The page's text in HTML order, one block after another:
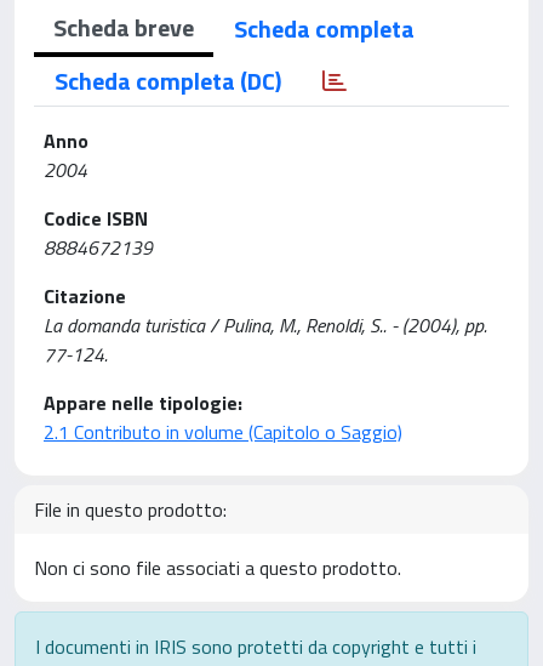
Scheda breve
Scheda completa
Scheda completa (DC)
Anno
2004
Codice ISBN
8884672139
Citazione
La domanda turistica / Pulina, M., Renoldi, S.. - (2004), pp.
77-124.
Appare nelle tipologie:
2.1 Contributo in volume (Capitolo o Saggio)
File in questo prodotto:
Non ci sono file associati a questo prodotto.
I documenti in IRIS sono protetti da copyright e tutti i